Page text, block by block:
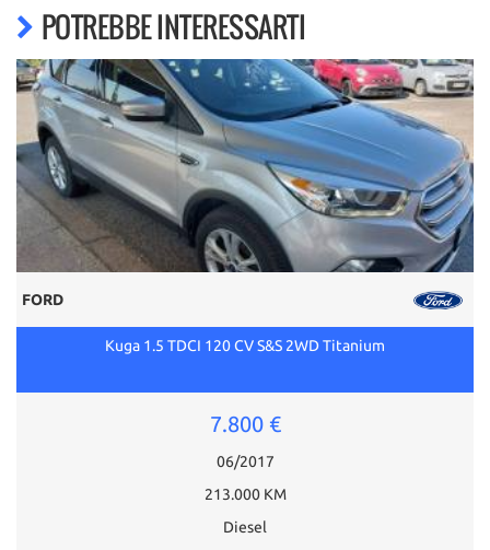
POTREBBE INTERESSARTI
FORD
Kuga 1.5 TDCI 120 CV S&S 2WD Titanium
7.800 €
06/2017
213.000 KM
Diesel